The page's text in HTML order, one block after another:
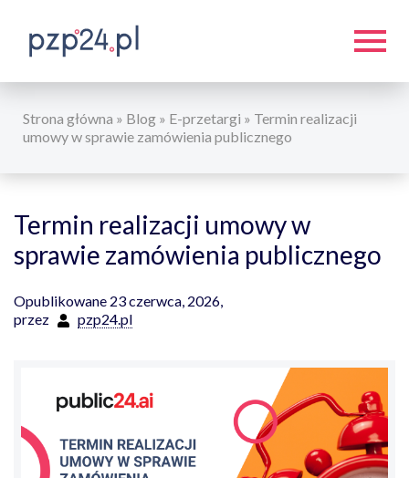
Strona główna » Blog » E-przetargi » Termin realizacji
umowy w sprawie zamówienia publicznego
Termin realizacji umowy w
sprawie zamówienia publicznego
Opublikowane 23 czerwca, 2026,
przez
pzp24.pl